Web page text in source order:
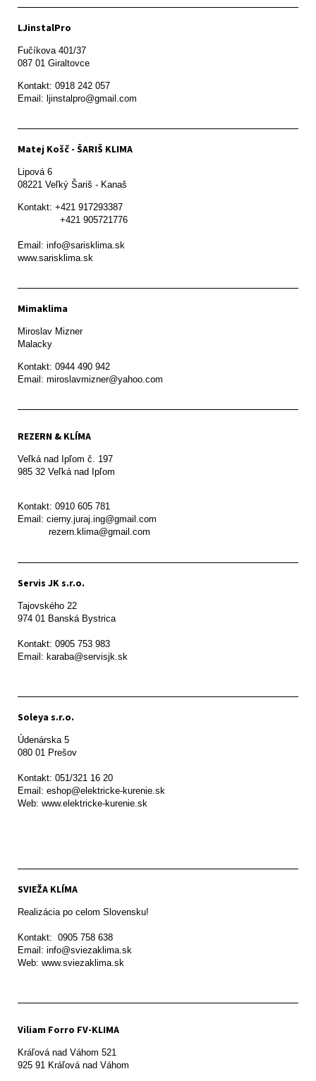
LJinstalPro
Fučíkova 401/37
087 01 Giraltovce
Kontakt: 0918 242 057
Email: ljinstalpro@gmail.com
Matej Košč - ŠARIŠ KLIMA
Lipová 6
08221 Veľký Šariš - Kanaš
Kontakt: +421 917293387
Email: info@sarisklima.sk
www.sarisklima.sk
Mimaklima
Miroslav Mizner
Malacky
Kontakt: 0944 490 942
REZERN & KLÍMA
Veľká nad Ipľom č. 197
985 32 Veľká nad Ipľom
Kontakt: 0910 605 781
Email: cierny.juraj.ing@gmail.com
           rezern.klima@gmail.com
Servis JK s.r.o.
Tajovského 22
974 01 Banská Bystrica
Kontakt: 0905 753 983
Email: karaba@servisjk.sk
Soleya s.r.o.
Údenárska 5
080 01 Prešov
Kontakt: 051/321 16 20
Email: eshop@elektricke-kurenie.sk
Web: www.elektricke-kurenie.sk
SVIEŽA KLÍMA
Realizácia po celom Slovensku!
Kontakt:  0905 758 638
Email: info@sviezaklima.sk
Web: www.sviezaklima.sk
Viliam Forro FV-KLIMA
Kráľová nad Váhom 521